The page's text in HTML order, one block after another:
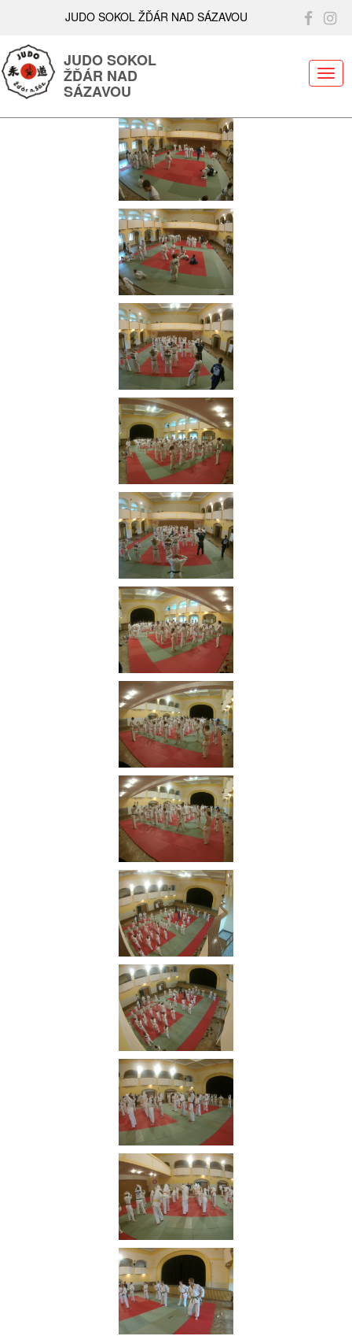
JUDO SOKOL ŽĎÁR NAD SÁZAVOU
JUDO SOKOL
ŽĎÁR NAD
SÁZAVOU